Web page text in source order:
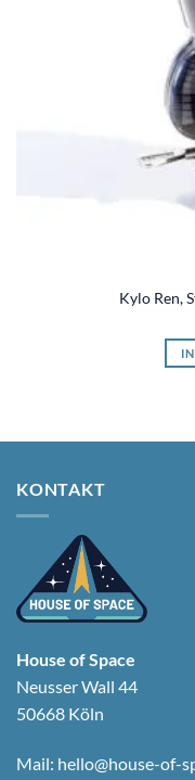
Kylo Ren,
KONTAKT
House of Space
Neusser Wall 44
50668 Köln
Mail: hello@house-of-